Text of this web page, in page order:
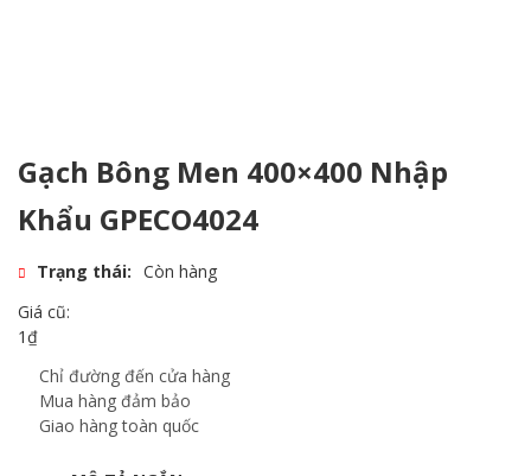
Gạch Bông Men 400×400 Nhập
Khẩu GPECO4024
Trạng thái: Còn hàng
Giá cũ:
1₫
Chỉ đường đến cửa hàng
Mua hàng đảm bảo
Giao hàng toàn quốc